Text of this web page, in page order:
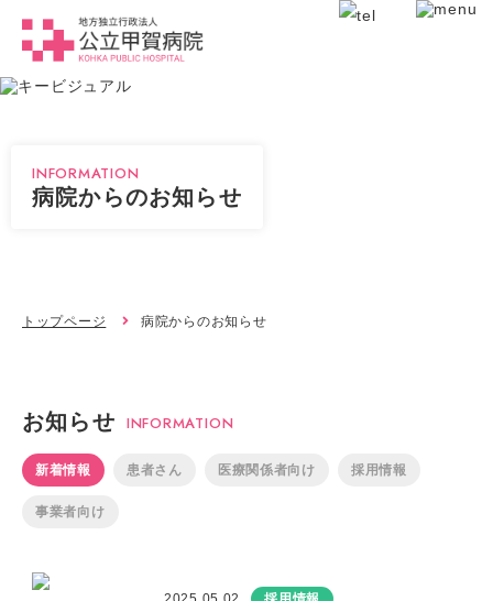
INFORMATION
病院からのお知らせ
トップページ 病院からのお知らせ
お知らせ INFORMATION
新着情報 患者さん 医療関係者向け 採用情報
事業者向け